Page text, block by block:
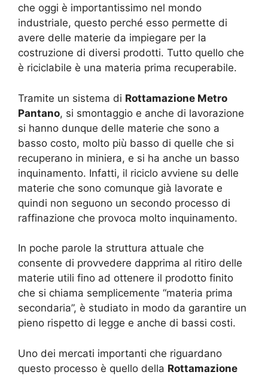
che oggi è importantissimo nel mondo
industriale, questo perché esso permette di
avere delle materie da impiegare per la
costruzione di diversi prodotti. Tutto quello che
è riciclabile è una materia prima recuperabile.
Tramite un sistema di Rottamazione Metro
Pantano, si smontaggio e anche di lavorazione
si hanno dunque delle materie che sono a
basso costo, molto più basso di quelle che si
recuperano in miniera, e si ha anche un basso
inquinamento. Infatti, il riciclo avviene su delle
materie che sono comunque già lavorate e
quindi non seguono un secondo processo di
raffinazione che provoca molto inquinamento.
In poche parole la struttura attuale che
consente di provvedere dapprima al ritiro delle
materie utili fino ad ottenere il prodotto finito
che si chiama semplicemente “materia prima
secondaria”, è studiato in modo da garantire un
pieno rispetto di legge e anche di bassi costi.
Uno dei mercati importanti che riguardano
questo processo è quello della Rottamazione